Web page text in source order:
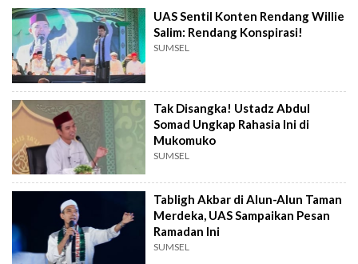
UAS Sentil Konten Rendang Willie
Salim: Rendang Konspirasi!
SUMSEL
Tak Disangka! Ustadz Abdul
Somad Ungkap Rahasia Ini di
Mukomuko
SUMSEL
Tabligh Akbar di Alun-Alun Taman
Merdeka, UAS Sampaikan Pesan
Ramadan Ini
SUMSEL